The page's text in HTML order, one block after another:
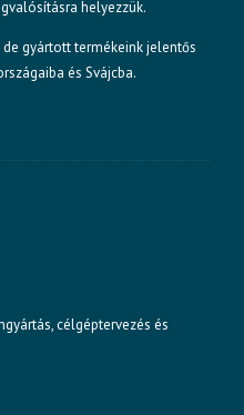
helyezzük.
gyártott termékeink jelentős
és Svájcba.
célgéptervezés és